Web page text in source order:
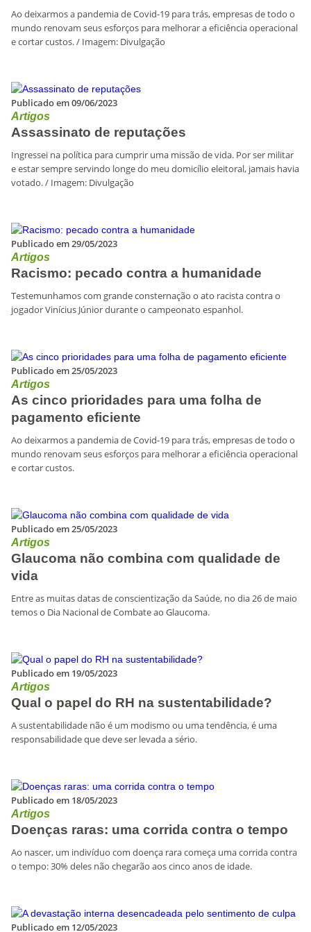
Ao deixarmos a pandemia de Covid-19 para trás, empresas de todo o
mundo renovam seus esforços para melhorar a eficiência operacional
e cortar custos. / Imagem: Divulgação
Publicado em 09/06/2023
Artigos
Assassinato de reputações
Ingressei na política para cumprir uma missão de vida. Por ser militar
e estar sempre servindo longe do meu domicílio eleitoral, jamais havia
votado. / Imagem: Divulgação
Publicado em 29/05/2023
Artigos
Racismo: pecado contra a humanidade
Testemunhamos com grande consternação o ato racista contra o
jogador Vinícius Júnior durante o campeonato espanhol.
Publicado em 25/05/2023
Artigos
As cinco prioridades para uma folha de
pagamento eficiente
Ao deixarmos a pandemia de Covid-19 para trás, empresas de todo o
mundo renovam seus esforços para melhorar a eficiência operacional
e cortar custos.
Publicado em 25/05/2023
Artigos
Glaucoma não combina com qualidade de
vida
Entre as muitas datas de conscientização da Saúde, no dia 26 de maio
temos o Dia Nacional de Combate ao Glaucoma.
Publicado em 19/05/2023
Artigos
Qual o papel do RH na sustentabilidade?
A sustentabilidade não é um modismo ou uma tendência, é uma
responsabilidade que deve ser levada a sério.
Publicado em 18/05/2023
Artigos
Doenças raras: uma corrida contra o tempo
Ao nascer, um indivíduo com doença rara começa uma corrida contra
o tempo: 30% deles não chegarão aos cinco anos de idade.
Publicado em 12/05/2023